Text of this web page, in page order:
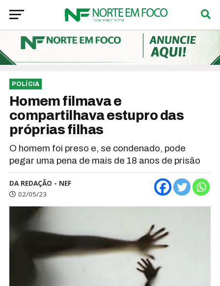
POLÍCIA
Homem filmava e
compartilhava estupro das
próprias filhas
O homem foi preso e, se condenado, pode
pegar uma pena de mais de 18 anos de prisão
DA REDAÇÃO - NEF
02/05/23